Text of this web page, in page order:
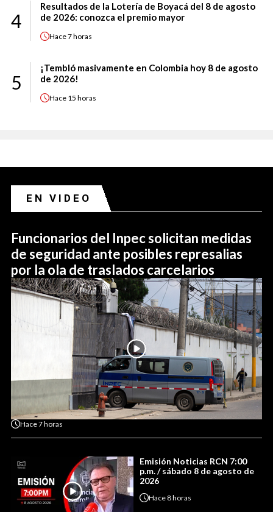
4
Resultados de la Lotería de Boyacá del 8 de agosto
de 2026: conozca el premio mayor
Hace7 horas
5
¡Tembló masivamente en Colombia hoy 8 de agosto
de 2026!
Hace 15 horas
EN VIDEO
Funcionarios del Inpec solicitan medidas
de seguridad ante posibles represalias
por la ola de traslados carcelarios
Hace7 horas
Emisión Noticias RCN 7:00
p.m. / sábado 8 de agosto de
2026
Hace8 horas